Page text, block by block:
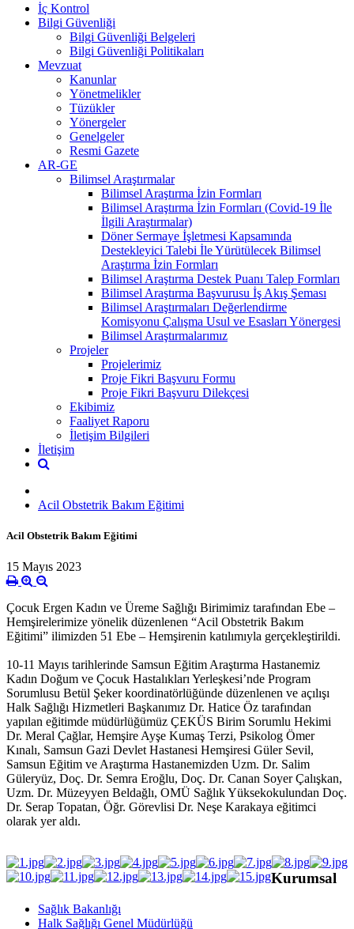
İç Kontrol
Bilgi Güvenliği
Bilgi Güvenliği Belgeleri
Bilgi Güvenliği Politikaları
Mevzuat
Kanunlar
Yönetmelikler
Tüzükler
Yönergeler
Genelgeler
Resmi Gazete
AR-GE
Bilimsel Araştırmalar
Bilimsel Araştırma İzin Formları
Bilimsel Araştırma İzin Formları (Covid-19 İle
İlgili Araştırmalar)
Döner Sermaye İşletmesi Kapsamında
Destekleyici Talebi İle Yürütülecek Bilimsel
Araştırma İzin Formları
Bilimsel Araştırma Destek Puanı Talep Formları
Bilimsel Araştırma Başvurusu İş Akış Şeması
Bilimsel Araştırmaları Değerlendirme
Komisyonu Çalışma Usul ve Esasları Yönergesi
Bilimsel Araştırmalarımız
Projeler
Projelerimiz
Proje Fikri Başvuru Formu
Proje Fikri Başvuru Dilekçesi
Ekibimiz
Faaliyet Raporu
İletişim Bilgileri
İletişim
Acil Obstetrik Bakım Eğitimi
Acil Obstetrik Bakım Eğitimi
15 Mayıs 2023
Çocuk Ergen Kadın ve Üreme Sağlığı Birimimiz tarafından Ebe –
Hemşirelerimize yönelik düzenlenen “Acil Obstetrik Bakım
Eğitimi” ilimizden 51 Ebe – Hemşirenin katılımıyla gerçekleştirildi.
10-11 Mayıs tarihlerinde Samsun Eğitim Araştırma Hastanemiz
Kadın Doğum ve Çocuk Hastalıkları Yerleşkesi’nde Program
Sorumlusu Betül Şeker koordinatörlüğünde düzenlenen ve açılışı
Halk Sağlığı Hizmetleri Başkanımız Dr. Hatice Öz tarafından
yapılan eğitimde müdürlüğümüz ÇEKÜS Birim Sorumlu Hekimi
Dr. Meral Çağlar, Hemşire Ayşe Kumaş Terzi, Psikolog Ömer
Kınalı, Samsun Gazi Devlet Hastanesi Hemşiresi Güler Sevil,
Samsun Eğitim ve Araştırma Hastanemizden Uzm. Dr. Salim
Güleryüz, Doç. Dr. Semra Eroğlu, Doç. Dr. Canan Soyer Çalışkan,
Uzm. Dr. Müzeyyen Beldağlı, OMÜ Sağlık Yüksekokulundan Doç.
Dr. Serap Topatan, Öğr. Görevlisi Dr. Neşe Karakaya eğitimci
olarak yer aldı.
Kurumsal
Sağlık Bakanlığı
Halk Sağlığı Genel Müdürlüğü